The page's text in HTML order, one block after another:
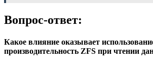
Вопрос-ответ:
Какое влияние оказывает
производительность ZFS при чтении